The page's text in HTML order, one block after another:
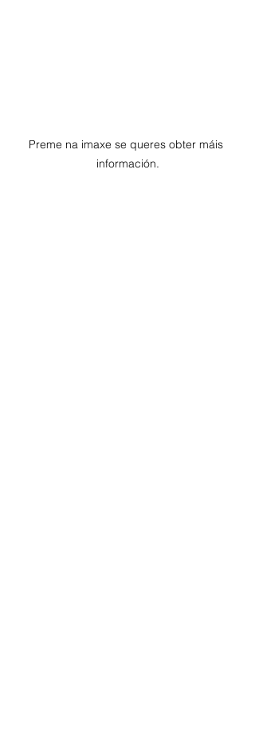
Preme na imaxe se queres obter máis
información.